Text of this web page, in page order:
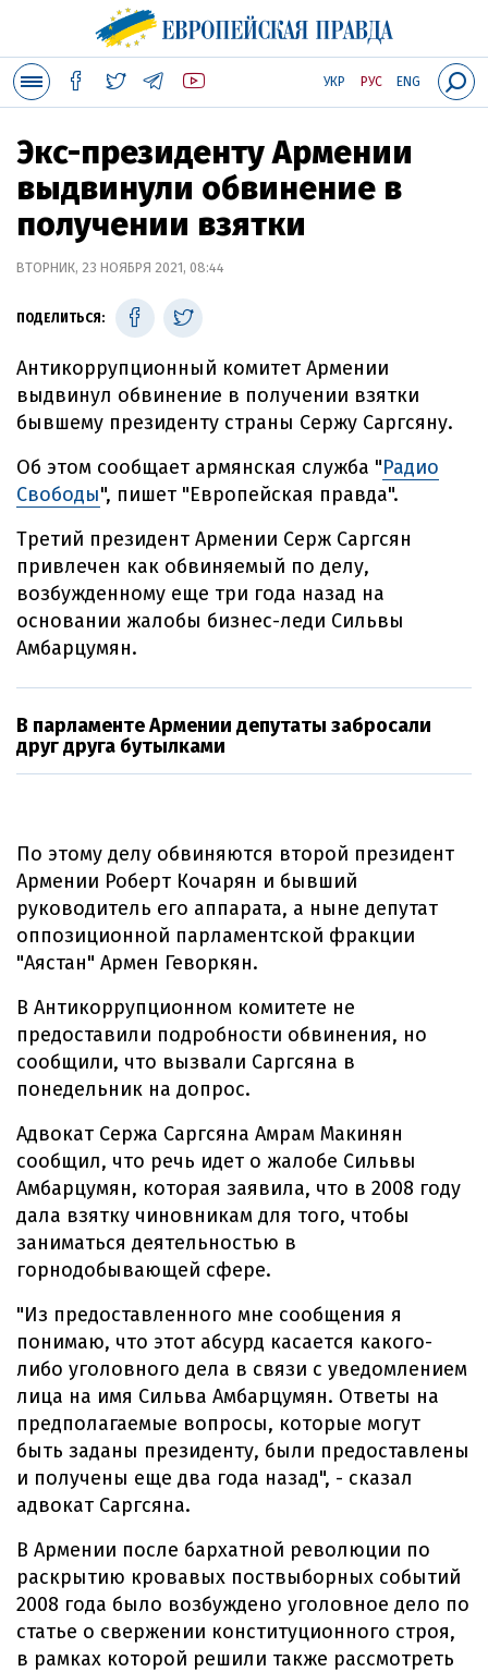
УКР РУС ENG
Экc-президенту Армении
выдвинули обвинение в
получении взятки
ВТОРНИК, 23 НОЯБРЯ 2021, 08:44
ПОДЕЛИТЬСЯ:
Антикоррупционный комитет Армении
выдвинул обвинение в получении взятки
бывшему президенту страны Сержу Саргсяну.
Об этом сообщает армянская служба "Радио
Свободы", пишет "Европейская правда".
Третий президент Армении Серж Саргсян
привлечен как обвиняемый по делу,
возбужденному еще три года назад на
основании жалобы бизнес-леди Сильвы
Амбарцумян.
В парламенте Армении депутаты забросали
друг друга бутылками
По этому делу обвиняются второй президент
Армении Роберт Кочарян и бывший
руководитель его аппарата, а ныне депутат
оппозиционной парламентской фракции
"Аястан" Армен Геворкян.
В Антикоррупционном комитете не
предоставили подробности обвинения, но
сообщили, что вызвали Саргсяна в
понедельник на допрос.
Адвокат Сержа Саргсяна Амрам Макинян
сообщил, что речь идет о жалобе Сильвы
Амбарцумян, которая заявила, что в 2008 году
дала взятку чиновникам для того, чтобы
заниматься деятельностью в
горнодобывающей сфере.
"Из предоставленного мне сообщения я
понимаю, что этот абсурд касается какого-
либо уголовного дела в связи с уведомлением
лица на имя Сильва Амбарцумян. Ответы на
предполагаемые вопросы, которые могут
быть заданы президенту, были предоставлены
и получены еще два года назад", - сказал
адвокат Саргсяна.
В Армении после бархатной революции по
раскрытию кровавых поствыборных событий
2008 года было возбуждено уголовное дело по
статье о свержении конституционного строя,
в рамках которой решили также рассмотреть